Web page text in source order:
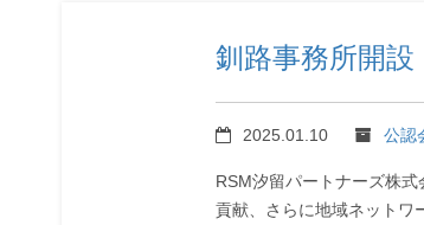
釧路事務所開設
2025.01.10 公認
RSM汐留パートナーズ株
貢献、さらに地域ネットワ